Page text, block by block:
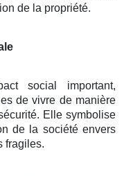
de la propriété.
social important,
de vivre de manière
Elle symbolise
de la société envers
fragiles.